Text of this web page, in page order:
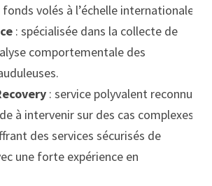
fonds volés à l’échelle internationale.
: spécialisée dans la collecte de
comportementale des
: service polyvalent reconnu
à intervenir sur des cas complexes.
des services sécurisés de
une forte expérience en